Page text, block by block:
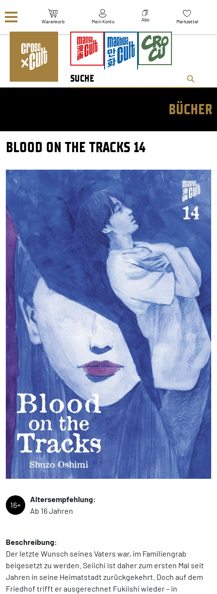
Warenkorb Mein Konto Abo Merkzettel
BÜCHER
BLOOD ON THE TRACKS 14
16+
Altersempfehlung:
Ab 16 Jahren
Beschreibung:
Der letzte Wunsch seines Vaters war, im Familiengrab
beigesetzt zu werden. Seiichi ist daher zum ersten Mal seit
Jahren in seine Heimatstadt zurückgekehrt. Doch auf dem
Friedhof trifft er ausgerechnet Fukiishi wieder – in